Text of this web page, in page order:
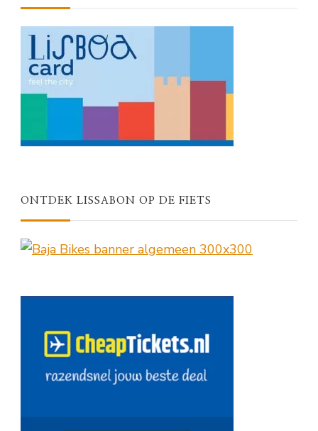
ONTDEK LISSABON OP DE FIETS